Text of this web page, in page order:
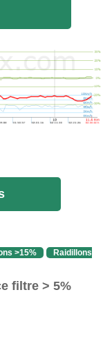
>15%
Raidillons
filtre > 5%